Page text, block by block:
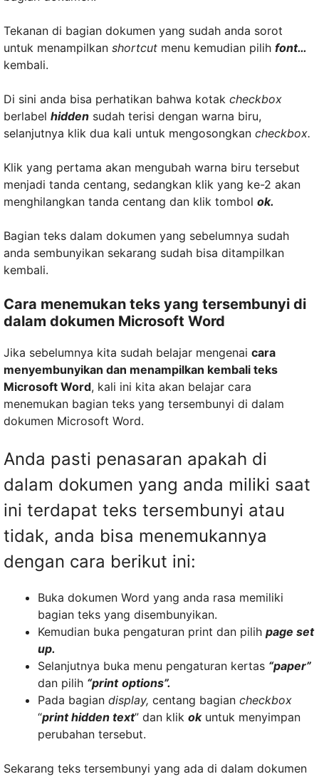
Tekanan di bagian dokumen yang sudah anda sorot
untuk menampilkan shortcut menu kemudian pilih font…
kembali.
Di sini anda bisa perhatikan bahwa kotak checkbox
berlabel hidden sudah terisi dengan warna biru,
selanjutnya klik dua kali untuk mengosongkan checkbox.
Klik yang pertama akan mengubah warna biru tersebut
menjadi tanda centang, sedangkan klik yang ke-2 akan
menghilangkan tanda centang dan klik tombol ok.
Bagian teks dalam dokumen yang sebelumnya sudah
anda sembunyikan sekarang sudah bisa ditampilkan
kembali.
Cara menemukan teks yang tersembunyi di
dalam dokumen Microsoft Word
Jika sebelumnya kita sudah belajar mengenai cara
menyembunyikan dan menampilkan kembali teks
Microsoft Word, kali ini kita akan belajar cara
menemukan bagian teks yang tersembunyi di dalam
dokumen Microsoft Word.
Anda pasti penasaran apakah di
dalam dokumen yang anda miliki saat
ini terdapat teks tersembunyi atau
tidak, anda bisa menemukannya
dengan cara berikut ini:
Buka dokumen Word yang anda rasa memiliki
bagian teks yang disembunyikan.
Kemudian buka pengaturan print dan pilih page set
up.
Selanjutnya buka menu pengaturan kertas “paper”
dan pilih “print options”.
Pada bagian display, centang bagian checkbox
“print hidden text” dan klik okuntuk menyimpan
perubahan tersebut.
Sekarang teks tersembunyi yang ada di dalam dokumen